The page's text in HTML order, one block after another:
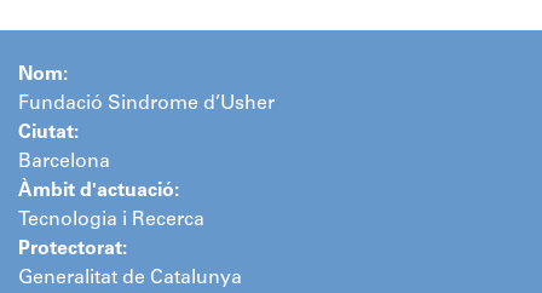
Nom:
Fundació Sindrome d’Usher
Ciutat:
Barcelona
Àmbit d'actuació:
Tecnologia i Recerca
Protectorat:
Generalitat de Catalunya